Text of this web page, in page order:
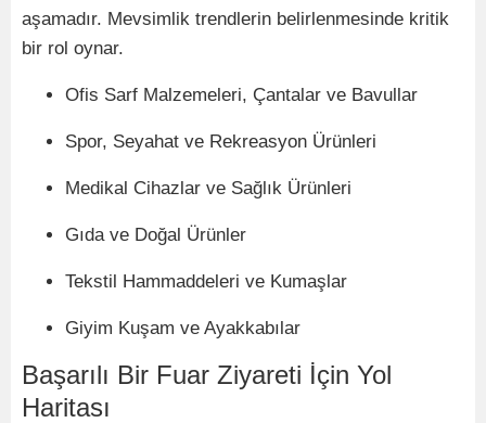
aşamadır. Mevsimlik trendlerin belirlenmesinde kritik
bir rol oynar.
Ofis Sarf Malzemeleri, Çantalar ve Bavullar
Spor, Seyahat ve Rekreasyon Ürünleri
Medikal Cihazlar ve Sağlık Ürünleri
Gıda ve Doğal Ürünler
Tekstil Hammaddeleri ve Kumaşlar
Giyim Kuşam ve Ayakkabılar
Başarılı Bir Fuar Ziyareti İçin Yol
Haritası